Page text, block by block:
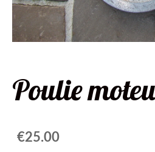
Poulie
€25.00